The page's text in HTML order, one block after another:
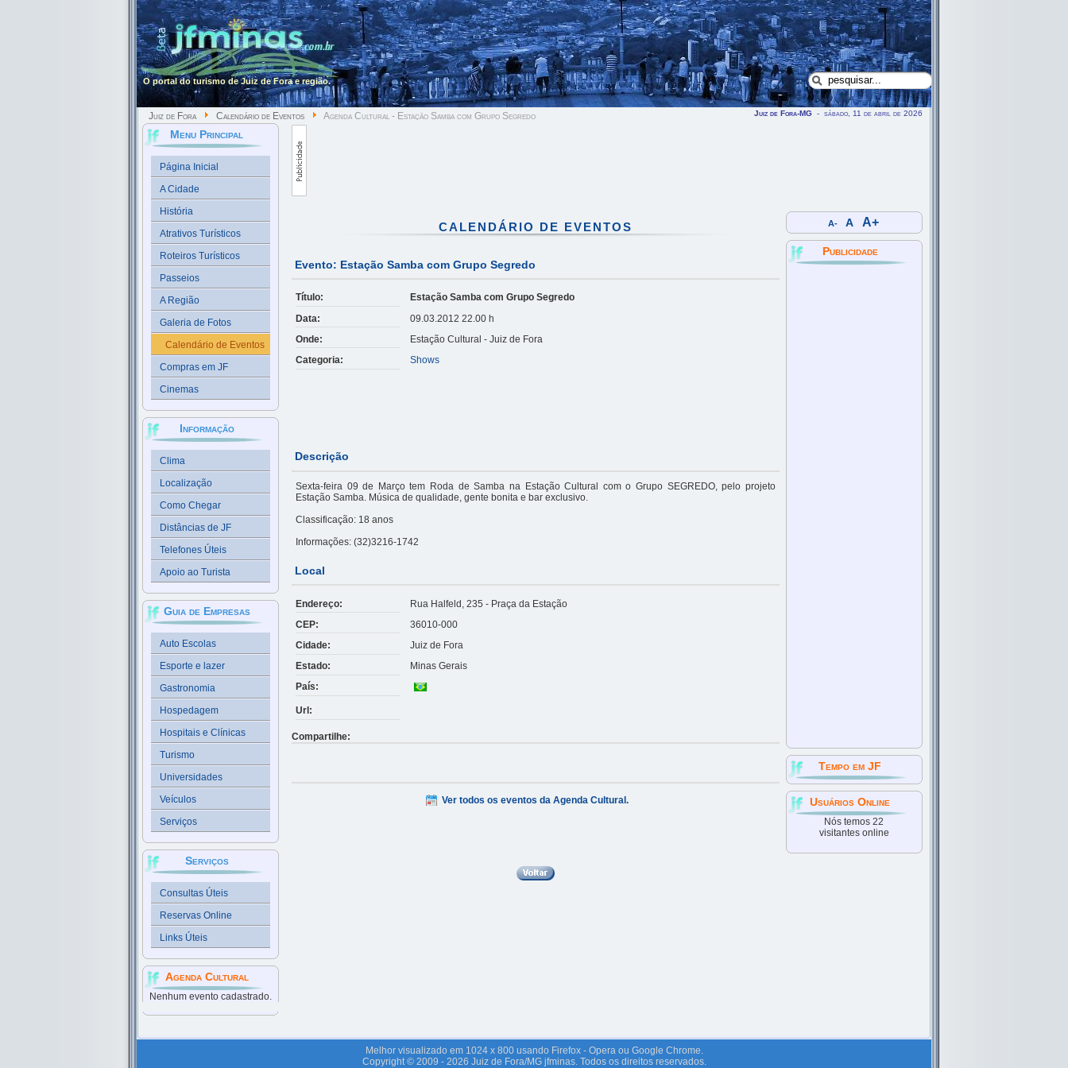
O portal do turismo de Juiz de Fora e região.
Juiz de Fora Calendário de Eventos Agenda Cultural - Estação Samba com Grupo Segredo Juiz de Fora-MG - sábado, 11 de abril de 2026
Menu Principal
Página Inicial
A Cidade
História
Atrativos Turísticos
Roteiros Turísticos
Passeios
A Região
Galeria de Fotos
Calendário de Eventos
Compras em JF
Cinemas
Informação
Clima
Localização
Como Chegar
Distâncias de JF
Telefones Úteis
Apoio ao Turista
Guia de Empresas
Auto Escolas
Esporte e lazer
Gastronomia
Hospedagem
Hospitais e Clínicas
Turismo
Universidades
Veículos
Serviços
Serviços
Consultas Úteis
Reservas Online
Links Úteis
Agenda Cultural
Nenhum evento cadastrado.
CALENDÁRIO DE EVENTOS
Evento: Estação Samba com Grupo Segredo
Título:
Estação Samba com Grupo Segredo
Data:
09.03.2012 22.00 h
Onde:
Estação Cultural - Juiz de Fora
Categoria:
Shows
Descrição
Sexta-feira 09 de Março tem Roda de Samba na Estação Cultural com o Grupo SEGREDO, pelo projeto
Estação Samba. Música de qualidade, gente bonita e bar exclusivo.
Classificação: 18 anos
Informações: (32)3216-1742
Local
Endereço:
Rua Halfeld, 235 - Praça da Estação
CEP:
36010-000
Cidade:
Juiz de Fora
Estado:
Minas Gerais
País:
Url:
Compartilhe:
Ver todos os eventos da Agenda Cultural.
A- A A+
Publicidade
Tempo em JF
Usuários Online
Nós temos 22
visitantes online
Melhor visualizado em 1024 x 800 usando Firefox - Opera ou Google Chrome.
Copyright © 2009 - 2026 Juiz de Fora/MG jfminas. Todos os direitos reservados.